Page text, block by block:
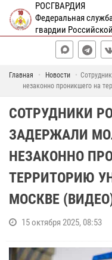
РОСГВАРДИЯ
Федеральная
гвардии
Главная Новости
незаконно проникшего на
СОТРУДНИКИ
ЗАДЕРЖАЛИ
НЕЗАКОННО
ТЕРРИТОРИЮ
МОСКВЕ
15 октября 2025, 08:53